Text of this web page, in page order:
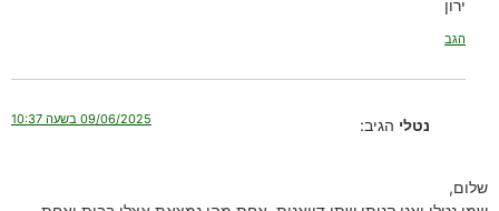
ירון
הגב
נטלי הגיב: 09/06/2025 בשעה 10:37
שלום,